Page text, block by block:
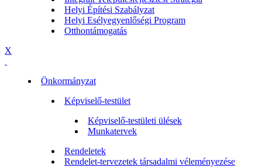
Helyi Építési Szabályzat
Helyi Esélyegyenlőségi Program
Otthontámogatás
X
Önkormányzat
Képviselő-testület
Képviselő-testületi ülések
Munkatervek
Rendeletek
Rendelet-tervezetek társadalmi véleményezése